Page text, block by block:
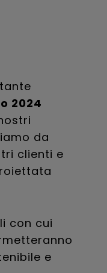
2024
da
clienti e
con cui
e